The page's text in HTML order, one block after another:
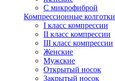
С микрофиброй
Компрессионные колготки
I класс компрессии
II класс компрессии
III класс компрессии
Женские
Мужские
Открытый носок
Закрытый носок